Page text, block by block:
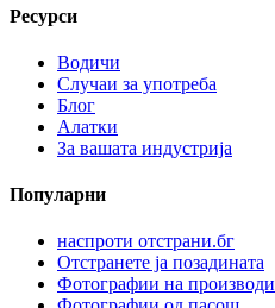
Ресурси
Водичи
Случаи за употреба
Блог
Алатки
За вашата индустрија
Популарни
наспроти отстрани.бг
Отстранете ја позадината
Фотографии на производи